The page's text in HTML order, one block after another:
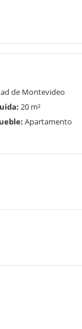
de Montevideo
20 m²
Apartamento